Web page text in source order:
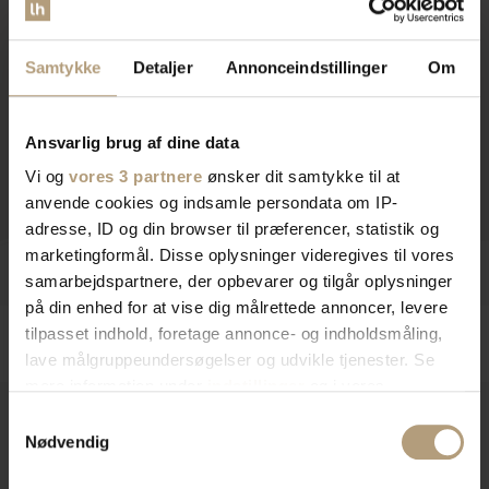
Samtykke Detaljer Annonceindstillinger Om
Ansvarlig brug af dine data
Vi og vores 3 partnere ønsker dit samtykke til at
anvende cookies og indsamle persondata om IP-
adresse, ID og din browser til præferencer, statistik og
marketingformål. Disse oplysninger videregives til vores
samarbejdspartnere, der opbevarer og tilgår oplysninger
på din enhed for at vise dig målrettede annoncer, levere
tilpasset indhold, foretage annonce- og indholdsmåling,
lave målgruppeundersøgelser og udvikle tjenester. Se
tilbage eller ændre indstillinger fra vores
"Cookiedeklaration", eller ved at trykke på "Privacy
Nødvendig
Vores kunder stiller ofte disse spørgsmål